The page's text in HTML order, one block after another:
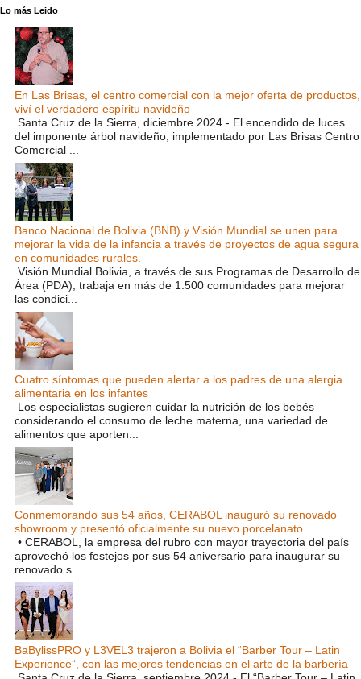
Lo más Leido
En Las Brisas, el centro comercial con la mejor oferta de productos,
viví el verdadero espíritu navideño
Santa Cruz de la Sierra, diciembre 2024.- El encendido de luces
del imponente árbol navideño, implementado por Las Brisas Centro
Comercial ...
Banco Nacional de Bolivia (BNB) y Visión Mundial se unen para
mejorar la vida de la infancia a través de proyectos de agua segura
en comunidades rurales.
Visión Mundial Bolivia, a través de sus Programas de Desarrollo de
Área (PDA), trabaja en más de 1.500 comunidades para mejorar
las condici...
Cuatro síntomas que pueden alertar a los padres de una alergia
alimentaria en los infantes
Los especialistas sugieren cuidar la nutrición de los bebés
considerando el consumo de leche materna, una variedad de
alimentos que aporten...
Conmemorando sus 54 años, CERABOL inauguró su renovado
showroom y presentó oficialmente su nuevo porcelanato
• CERABOL, la empresa del rubro con mayor trayectoria del país
aprovechó los festejos por sus 54 aniversario para inaugurar su
renovado s...
BaBylissPRO y L3VEL3 trajeron a Bolivia el “Barber Tour – Latin
Experience”, con las mejores tendencias en el arte de la barbería